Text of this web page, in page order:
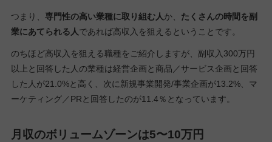
つまり、 専門性の高い業種に取り組む人 か、 たくさんの時間を副
業にあてられる人 であれば高収入を狙えるということです。
のちほど高収入を狙える職種をご紹介しますが、副収入300万円
以上と回答した人の業種は経営企画と商品／サービス企画と回答
した人が21.0%と高く、次に新規事業開発/事業企画が13.2%、マ
ーケティング／PRと回答したのが11.4％となっています。
月収のボリュームゾーンは5〜10万円